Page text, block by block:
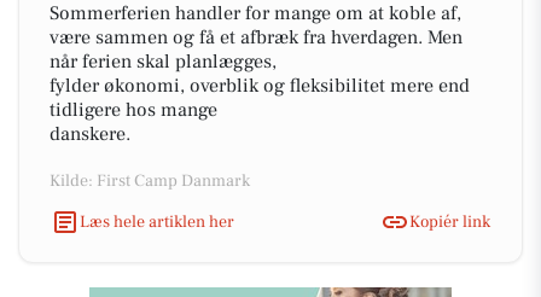
Sommerferien handler for mange om at koble af,
være sammen og få et afbræk fra hverdagen. Men
når ferien skal planlægges,
fylder økonomi, overblik og fleksibilitet mere end
tidligere hos mange
danskere.
Kilde: First Camp Danmark
Læs hele artiklen her
Kopiér link